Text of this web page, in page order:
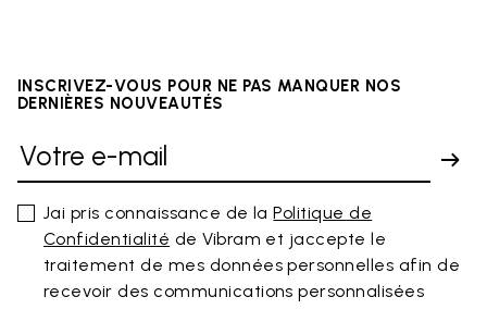
INSCRIVEZ-VOUS POUR NE PAS MANQUER NOS
DERNIÈRES NOUVEAUTÉS
Jai pris connaissance de laPolitique de
Confidentialité de Vibram et jaccepte le
traitement de mes données personnelles afin de
recevoir des communications personnalisées